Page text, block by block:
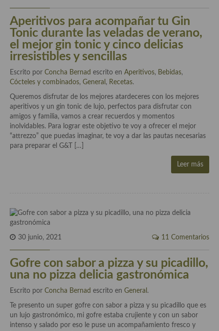
Cocina Bulgara
Cocina Danesa
Cocina de la Republica Checa
Cocina de Ucrania
Cocina Eslovena
Cocina Francesa
Cocina Luxemburgo
Cocina Polaca
Cocina portuguesa
Cocina Rusa
Aperitivos para acompañar tu Gin
Tonic durante las veladas de verano,
el mejor gin tonic y cinco delicias
irresistibles y sencillas
Escrito por Concha Bernad escrito en Aperitivos, Bebidas,
Cócteles y combinados, General , Recetas.
Queremos disfrutar de los mejores atardeceres con los mejores
aperitivos y un gin tonic de lujo, perfectos para disfrutar con
amigos y familia, vamos a crear recuerdos y momentos
inolvidables. Para lograr este objetivo te voy a ofrecer el mejor
“attrezzo” que puedas imaginar, te voy a dar las pautas necesarias
para preparar el G&T […]
Leer más
30 junio, 2021 11 Comentarios
Gofre con sabor a pizza y su picadillo,
una no pizza delicia gastronómica
Escrito por Concha Bernad escrito en General .
Te presento un super gofre con sabor a pizza y su picadillo que es
un lujo gastronómico, mi gofre estaba crujiente y con un sabor
intenso y salado por eso le puse un acompañamiento fresco y